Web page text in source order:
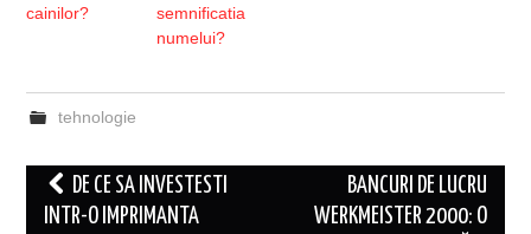
cainilor?
semnificatia
numelui?
tehnologie
Post
navigation
DE CE SA INVESTESTI
INTR-O IMPRIMANTA
BANCURI DE LUCRU
WERKMEISTER 2000: O